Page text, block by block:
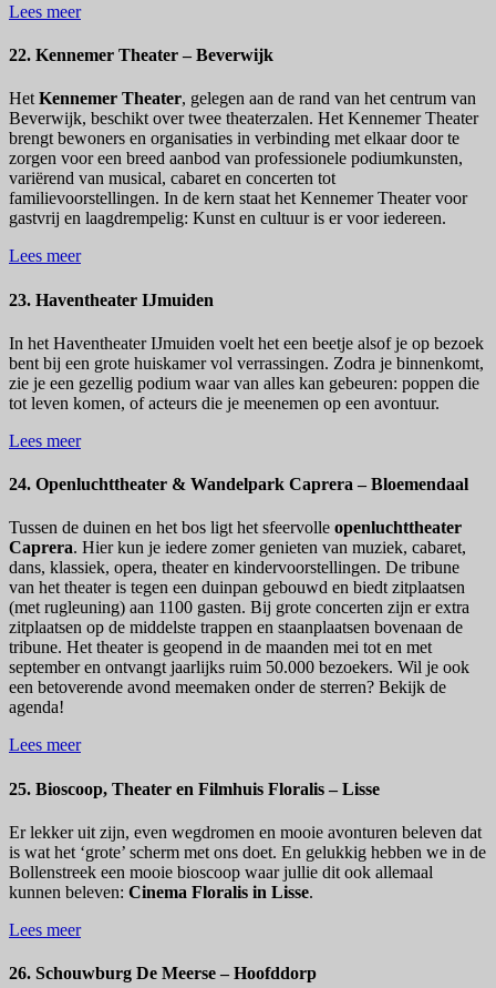
Lees meer
22. Kennemer Theater – Beverwijk
Het Kennemer Theater, gelegen aan de rand van het centrum van
Beverwijk, beschikt over twee theaterzalen. Het Kennemer Theater
brengt bewoners en organisaties in verbinding met elkaar door te
zorgen voor een breed aanbod van professionele podiumkunsten,
variërend van musical, cabaret en concerten tot
familievoorstellingen. In de kern staat het Kennemer Theater voor
gastvrij en laagdrempelig: Kunst en cultuur is er voor iedereen.
Lees meer
23. Haventheater IJmuiden
In het Haventheater IJmuiden voelt het een beetje alsof je op bezoek
bent bij een grote huiskamer vol verrassingen. Zodra je binnenkomt,
zie je een gezellig podium waar van alles kan gebeuren: poppen die
tot leven komen, of acteurs die je meenemen op een avontuur.
Lees meer
24. Openluchttheater & Wandelpark Caprera – Bloemendaal
Tussen de duinen en het bos ligt het sfeervolle openluchttheater
Caprera. Hier kun je iedere zomer genieten van muziek, cabaret,
dans, klassiek, opera, theater en kindervoorstellingen. De tribune
van het theater is tegen een duinpan gebouwd en biedt zitplaatsen
(met rugleuning) aan 1100 gasten. Bij grote concerten zijn er extra
zitplaatsen op de middelste trappen en staanplaatsen bovenaan de
tribune. Het theater is geopend in de maanden mei tot en met
september en ontvangt jaarlijks ruim 50.000 bezoekers. Wil je ook
een betoverende avond meemaken onder de sterren? Bekijk de
agenda!
Lees meer
25. Bioscoop, Theater en Filmhuis Floralis – Lisse
Er lekker uit zijn, even wegdromen en mooie avonturen beleven dat
is wat het ‘grote’ scherm met ons doet. En gelukkig hebben we in de
Bollenstreek een mooie bioscoop waar jullie dit ook allemaal
kunnen beleven: Cinema Floralis in Lisse.
Lees meer
26. Schouwburg De Meerse – Hoofddorp